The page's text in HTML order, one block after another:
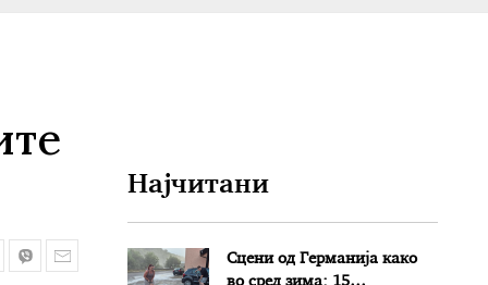
Најчитани
Сцени од Германија како
во сред зима: 15